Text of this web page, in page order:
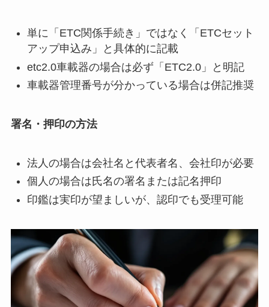
単に「ETC関係手続き」ではなく「ETCセット
アップ申込み」と具体的に記載
etc2.0車載器の場合は必ず「ETC2.0」と明記
車載器管理番号が分かっている場合は併記推奨
署名・押印の方法
法人の場合は会社名と代表者名、会社印が必要
個人の場合は氏名の署名または記名押印
印鑑は実印が望ましいが、認印でも受理可能